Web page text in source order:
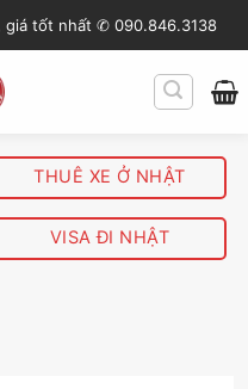
giá tốt nhất ✆ 090.846.3138
THUÊ XE Ở NHẬT
VISA ĐI NHẬT